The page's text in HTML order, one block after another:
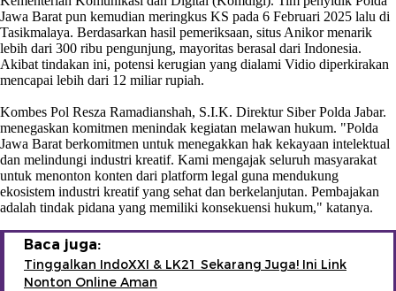
Jawa Barat pun kemudian meringkus KS pada 6 Februari 2025 lalu di
Tasikmalaya. Berdasarkan hasil pemeriksaan, situs Anikor menarik
lebih dari 300 ribu pengunjung, mayoritas berasal dari Indonesia.
Akibat tindakan ini, potensi kerugian yang dialami Vidio diperkirakan
mencapai lebih dari 12 miliar rupiah.
Kombes Pol Resza Ramadianshah, S.I.K. Direktur Siber Polda Jabar.
menegaskan komitmen menindak kegiatan melawan hukum. "Polda
Jawa Barat berkomitmen untuk menegakkan hak kekayaan intelektual
dan melindungi industri kreatif. Kami mengajak seluruh masyarakat
untuk menonton konten dari platform legal guna mendukung
ekosistem industri kreatif yang sehat dan berkelanjutan. Pembajakan
adalah tindak pidana yang memiliki konsekuensi hukum," katanya.
Baca juga:
Tinggalkan IndoXXI & LK21 Sekarang Juga! Ini Link
Nonton Online Aman